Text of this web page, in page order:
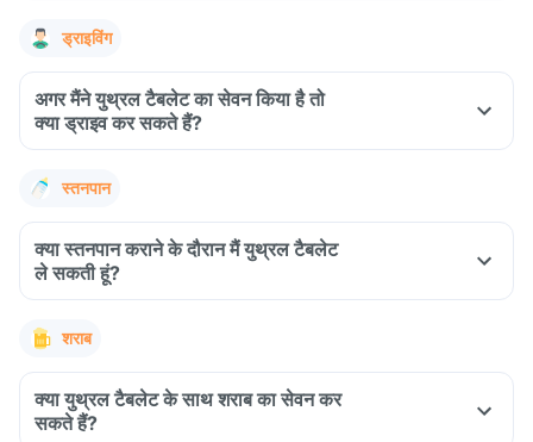
ड्राइविंग
अगर मैंने युथ्रल टैबलेट का सेवन किया है तो
क्या ड्राइव कर सकते हैं?
स्तनपान
क्या स्तनपान कराने के दौरान मैं युथ्रल टैबलेट
ले सकती हूं?
शराब
क्या युथ्रल टैबलेट के साथ शराब का सेवन कर
सकते हैं?